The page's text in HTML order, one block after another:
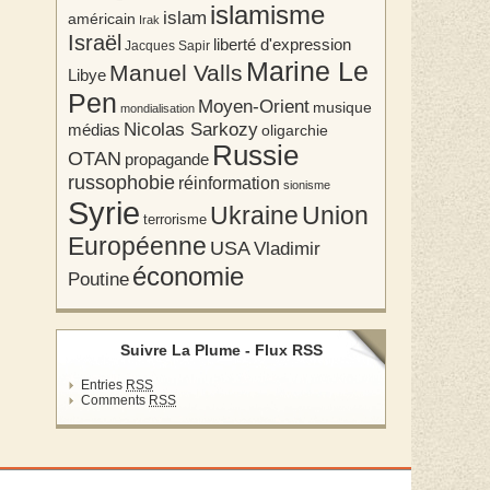
américain Irak islam islamisme
Israël Jacques Sapir liberté d'expression
Libye Manuel Valls Marine Le
Pen mondialisation Moyen-Orient musique
médias Nicolas Sarkozyoligarchie
OTAN propagande Russie
russophobie réinformation sionisme
Syrie terrorisme Ukraine Union
Européenne USAVladimir
Poutine économie
Suivre La Plume - Flux RSS
Entries RSS
Comments RSS